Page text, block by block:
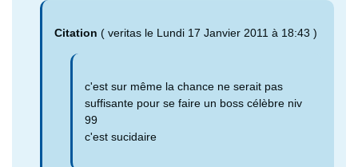
Citation ( veritas le Lundi 17 Janvier 2011 à 18:43 )
c'est sur même la chance ne serait pas
suffisante pour se faire un boss célèbre niv
99
c'est sucidaire